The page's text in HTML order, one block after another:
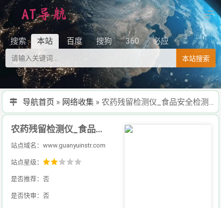
搜索 本站 百度 搜狗 360 必应
本站搜索
导航首页 » 网络收集» 农药残留检测仪_食品安全检测仪_药物残留检测仪_ATP荧光检测仪_冠宇仪器制造（江苏）有限公司
农药残留检测仪_食品安全检测仪_药物残留检测仪_ATP荧光检测仪_冠宇仪器制造（江苏）有限公司
站点域名：www.guanyuinstr.com
站点星级：
是否推荐：否
是否快审：否